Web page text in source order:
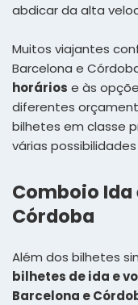
abdicar da alta
Muitos viajantes
Barcelona e
horários e às
diferentes
bilhetes em classe
várias
Comboio
Córdoba
Além dos bilhetes
bilhetes de ida e
Barcelona e